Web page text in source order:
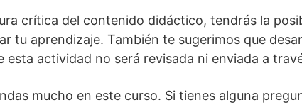
crítica del contenido didáctico, tendrás la
tu aprendizaje. También te sugerimos que
esta actividad no será revisada ni enviada a
mucho en este curso. Si tienes alguna